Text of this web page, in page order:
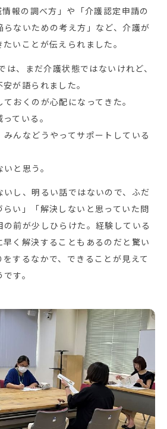
報の調べ方」や「介護認定申請の
ないための考え方」など、介護が
いことが伝えられました。
、まだ介護状態ではないけれど、
が語られました。
おくのが心配になってきた。
ている。
んなどうやってサポートしている
と思う。
いし、明るい話ではないので、ふだ
い」「解決しないと思っていた問
前が少しひらけた。経験している
く解決することもあるのだと驚い
するなかで、できることが見えて
す。